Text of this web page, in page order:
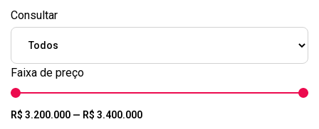
Consultar
Faixa de preço
R$ 3.200.000 — R$ 3.400.000